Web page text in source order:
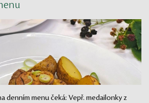
denním menu čeká: Vepř. medailonky z